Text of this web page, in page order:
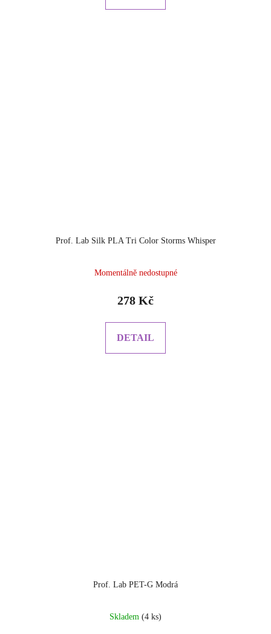
Prof. Lab Silk PLA Tri Color Storms Whisper
Momentálně nedostupné
278 Kč
DETAIL
Prof. Lab PET-G Modrá
Skladem (4 ks)